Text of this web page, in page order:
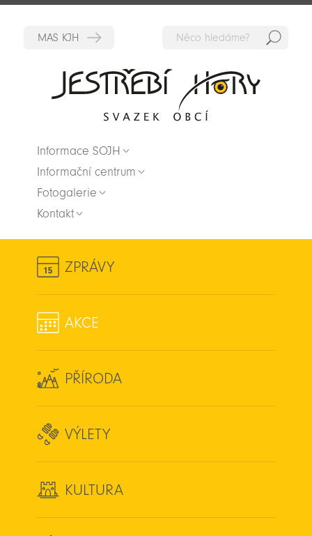
Informace SOJH
Informační centrum
Fotogalerie
Kontakt
ZPRÁVY
AKCE
PŘÍRODA
VÝLETY
KULTURA